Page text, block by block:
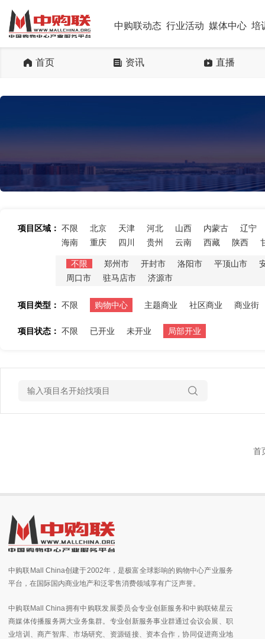
中购联动态 行业活动 媒体中心 培
首页 资讯 直播
项目区域： 不限 北京 天津 河北 山西 内蒙古
辽宁
海南
重庆 四川 贵州 云南 西藏 陕西
不限 郑州市 开封市 洛阳市 平顶山市
周口市
驻马店市 济源市
项目类型： 不限 购物中心 主题商业 社区商业 商业街
项目状态： 不限 已开业 未开业 局部开业
首
中购联Mall China创建于2002年，是极富全球影响的购物中心产业服务
平台，在国际国内商业地产和泛零售消费领域享有广泛声誉。
中购联Mall China拥有中购联发展委员会专业创新服务和中购联铱星云
商媒体传播服务两大业务集群。专业创新服务事业群通过会议会展、职
业培训、商产智库、市场研究、资源链接、资本合作，协同促进商业地